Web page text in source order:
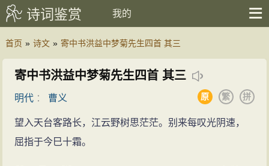
诗词鉴赏 我的
首页 » 诗文 » 寄中书洪益中梦菊先生四首 其三
寄中书洪益中梦菊先生四首 其三
明代 ： 曹义 拼
繁
原
望入天台客路长，江云野树思茫茫。别来每叹光阴速，
屈指于今巳十霜。